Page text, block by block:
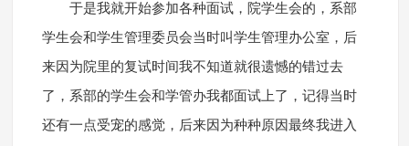
于是我就开始参加各种面试，院学生会的，系部
学生会和学生管理委员会当时叫学生管理办公室，后
来因为院里的复试时间我不知道就很遗憾的错过去
了，系部的学生会和学管办我都面试上了，记得当时
还有一点受宠的感觉，后来因为种种原因最终我进入